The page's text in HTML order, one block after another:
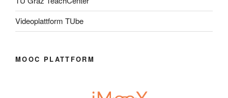
Videoplattform TUbe
MOOC PLATTFORM